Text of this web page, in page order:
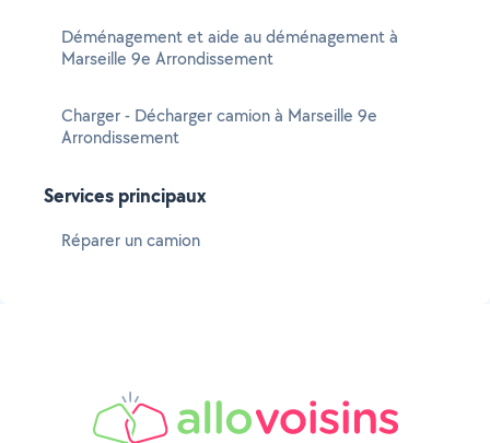
Déménagement et aide au déménagement à
Marseille 9e Arrondissement
Charger - Décharger camion à Marseille 9e
Arrondissement
Services principaux
Réparer un camion